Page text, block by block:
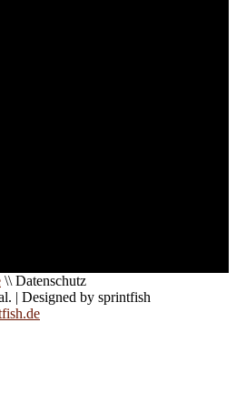
\\ Datenschutz
| Designed by sprintfish